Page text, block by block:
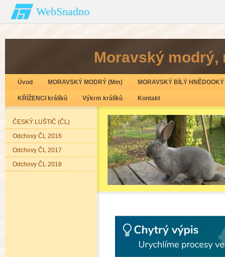
WebSnadno
Moravský
Úvod MORAVSKÝ MODRÝ (Mm) MORAVSKÝ BÍLÝ
KŘÍŽENCI králíků Výkrm králíků Kontakt
ČESKÝ LUŠTIČ (ČL)
Odchovy ČL 2016
Odchovy ČL 2017
Odchovy ČL 2018